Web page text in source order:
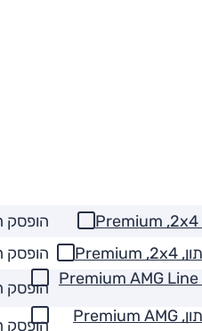
הופסק
הופסק
300 קופה, 2.0 ל' טורבו היברידי מתון, Premium AMG Line הופסק
300 קבריולה, 2.0 ל' טורבו היברידי מתון, Premium AMG
הופסק